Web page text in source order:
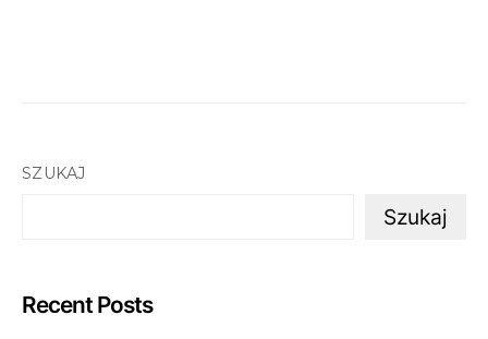
SZUKAJ
Szukaj
Recent Posts